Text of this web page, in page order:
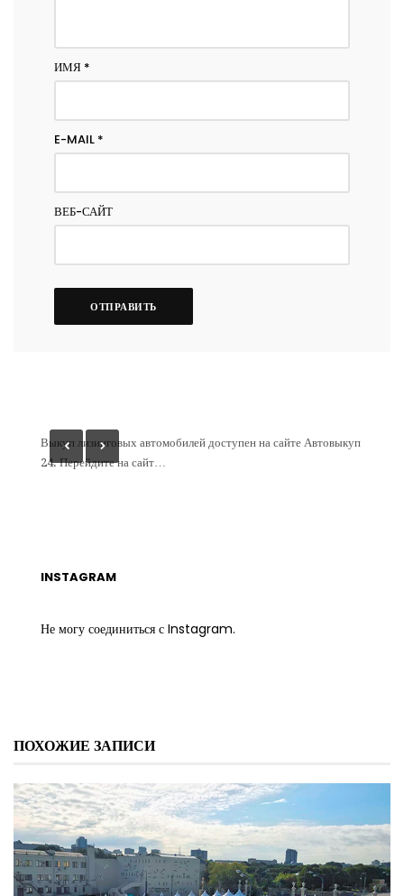
ИМЯ *
E-MAIL *
ВЕБ-САЙТ
Выкуп лизинговых автомобилей доступен на сайте Автовыкуп
24. Перейдите на сайт…
INSTAGRAM
Не могу соединиться с Instagram.
ПОХОЖИЕ ЗАПИСИ